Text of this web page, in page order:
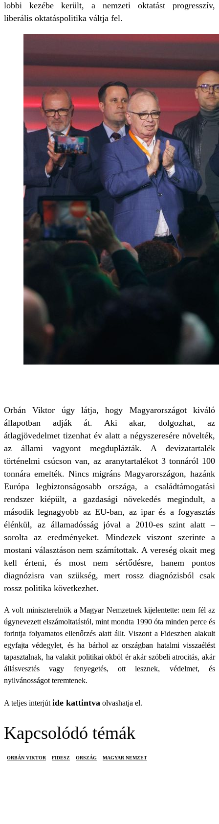
lobbi kezébe került, a nemzeti oktatást progresszív,
liberális oktatáspolitika váltja fel.
Orbán Viktor úgy látja, hogy Magyarországot kiváló
állapotban adják át. Aki akar, dolgozhat, az
átlagjövedelmet tizenhat év alatt a négyszeresére növelték,
az állami vagyont megduplázták. A devizatartalék
történelmi csúcson van, az aranytartalékot 3 tonnáról 100
tonnára emelték. Nincs migráns Magyarországon, hazánk
Európa legbiztonságosabb országa, a családtámogatási
rendszer kiépült, a gazdasági növekedés megindult, a
második legnagyobb az EU-ban, az ipar és a fogyasztás
élénkül, az államadósság jóval a 2010-es szint alatt –
sorolta az eredményeket. Mindezek viszont szerinte a
mostani választáson nem számítottak. A vereség okait meg
kell érteni, és most nem sértődésre, hanem pontos
diagnózisra van szükség, mert rossz diagnózisból csak
rossz politika következhet.
A volt miniszterelnök a Magyar Nemzetnek kijelentette: nem fél az
úgynevezett elszámoltatástól, mint mondta 1990 óta minden perce és
forintja folyamatos ellenőrzés alatt állt. Viszont a Fideszben alakult
egyfajta védegylet, és ha bárhol az országban hatalmi visszaélést
tapasztalnak, ha valakit politikai okból ér akár szóbeli atrocitás, akár
állásvesztés vagy fenyegetés, ott lesznek, védelmet, és
nyilvánosságot teremtenek.
A teljes interjút ide kattintva olvashatja el.
Kapcsolódó témák
ORBÁN VIKTOR FIDESZ ORSZÁG MAGYAR NEMZET